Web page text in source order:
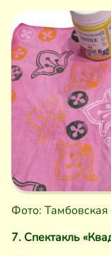
Фото: Тамбовская
7. Спектакль